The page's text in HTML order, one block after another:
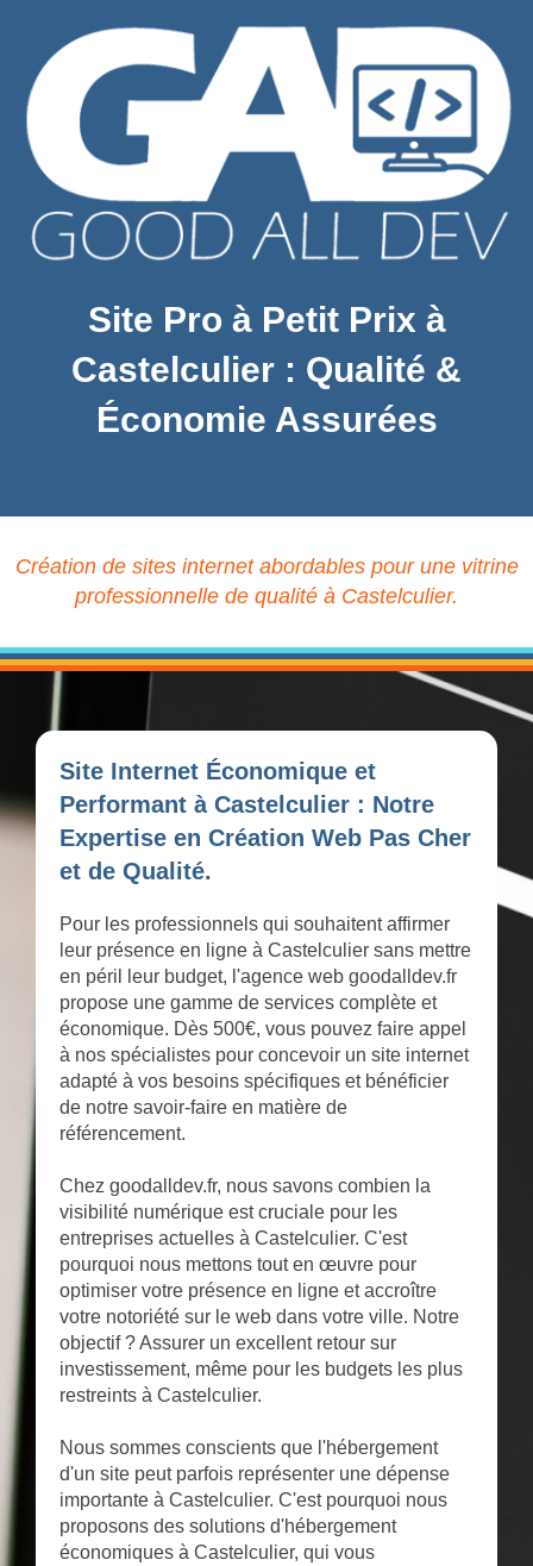
Site Pro à Petit Prix à
Castelculier : Qualité &
Économie Assurées
Création de sites internet abordables pour une vitrine
professionnelle de qualité à Castelculier.
Site Internet Économique et
Performant à Castelculier : Notre
Expertise en Création Web Pas Cher
et de Qualité.
Pour les professionnels qui souhaitent affirmer
leur présence en ligne à Castelculier sans mettre
en péril leur budget, l'agence web goodalldev.fr
propose une gamme de services complète et
économique. Dès 500€, vous pouvez faire appel
à nos spécialistes pour concevoir un site internet
adapté à vos besoins spécifiques et bénéficier
de notre savoir-faire en matière de
référencement.
Chez goodalldev.fr, nous savons combien la
visibilité numérique est cruciale pour les
entreprises actuelles à Castelculier. C'est
pourquoi nous mettons tout en œuvre pour
optimiser votre présence en ligne et accroître
votre notoriété sur le web dans votre ville. Notre
objectif ? Assurer un excellent retour sur
investissement, même pour les budgets les plus
restreints à Castelculier.
Nous sommes conscients que l'hébergement
d'un site peut parfois représenter une dépense
importante à Castelculier. C'est pourquoi nous
proposons des solutions d'hébergement
économiques à Castelculier, qui vous